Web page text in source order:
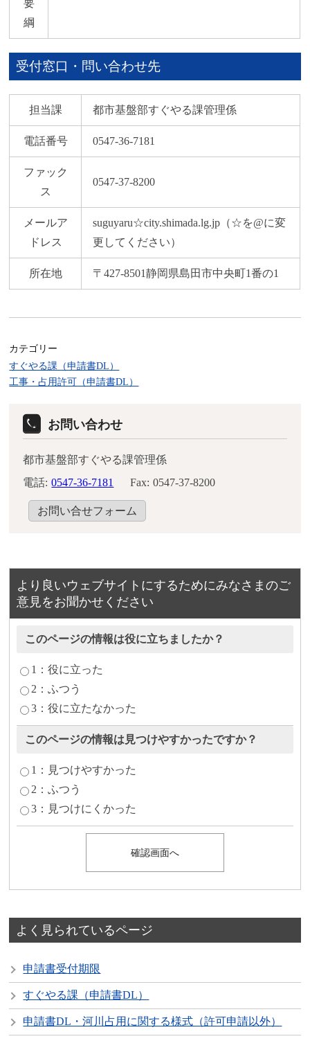
要
綱
受付窓口・問い合わせ先
担当課 都市基盤部すぐやる課管理係
電話番号 0547-36-7181
ファック
ス
0547-37-8200
メールア
ドレス
suguyaru☆city.shimada.lg.jp（☆を@に変
更してください）
所在地 〒427-8501静岡県島田市中央町1番の1
カテゴリー
すぐやる課（申請書DL）
工事・占用許可（申請書DL）
お問い合わせ
都市基盤部すぐやる課管理係
電話: 0547-36-7181 Fax: 0547-37-8200
お問い合せフォーム
より良いウェブサイトにするためにみなさまのご
意見をお聞かせください
このページの情報は役に立ちましたか？
1：役に立った
2：ふつう
3：役に立たなかった
このページの情報は見つけやすかったですか？
1：見つけやすかった
2：ふつう
3：見つけにくかった
よく見られているページ
申請書受付期限
すぐやる課（申請書DL）
申請書DL・河川占用に関する様式（許可申請以外）